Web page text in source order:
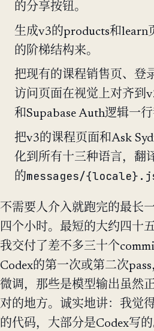
的分享按钮。
生成v3的products和learn
的阶梯结构来。
把现有的课程销售页、登
访问页面在视觉上对齐到
和Supabase Auth逻辑一行
把v3的课程页面和Ask
化到所有十三种语言，翻
的messages/
不需要人介入就跑完的最长
四个小时。最短的大约四十
我交付了差不多三十个
Codex的第一次或第二次
微调，那些是模型输出虽然
对的地方。诚实地讲：我觉
的代码，大部分是Codex写